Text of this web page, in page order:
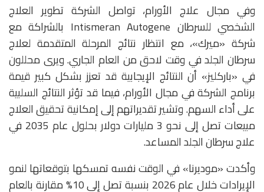
وفي مجال علاج الأورام، تواصل الشركة تطوير العلاج
الشخصي للسرطان Intismeran Autogene بالشراكة مع
شركة «ميرك»، مع انتظار نتائج المرحلة المتقدمة لعلاج
سرطان الجلد في وقت لاحق من العام الجاري. ويرى محللون
في «باركليز» أن النتائج الإيجابية قد تعزز بشكل كبير قيمة
برنامج الشركة في مجال الأورام، فيما قد تؤثر النتائج السلبية
على أداء السهم. وتشير تقديراتهم إلى إمكانية تحقيق العلاج
مبيعات تصل إلى نحو 3 مليارات دولار بحلول عام 2035 في
علاج سرطان الجلد المساعد.
وأكدت «موديرنا» في الوقت نفسه تمسكها بتوقعاتها لنمو
الإيرادات خلال عام 2026 بنسبة تصل إلى 10% مقارنة بالعام